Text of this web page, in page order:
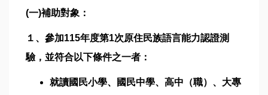
(一)補助對象：
１、參加115年度第1次原住民族語言能力認證測
驗，並符合以下條件之一者：
就讀國民小學、國民中學、高中（職）、大專